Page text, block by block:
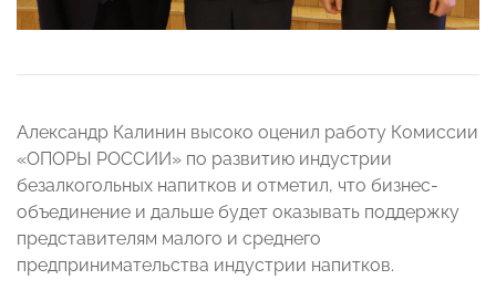
Александр Калинин высоко оценил работу Комиссии
«ОПОРЫ РОССИИ» по развитию индустрии
безалкогольных напитков и отметил, что бизнес-
объединение и дальше будет оказывать поддержку
представителям малого и среднего
предпринимательства индустрии напитков.